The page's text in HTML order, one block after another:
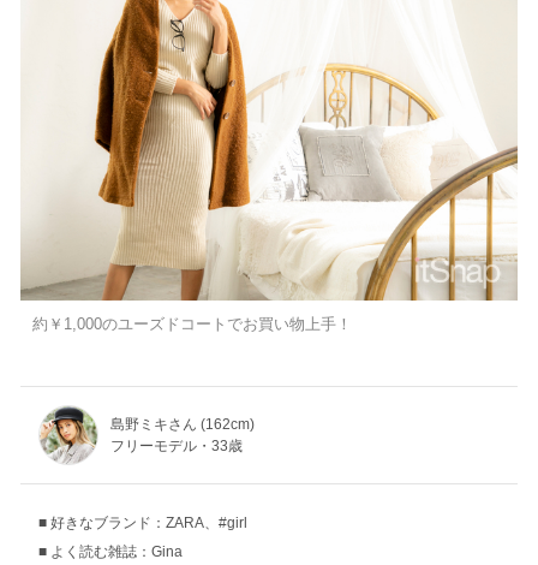
約￥1,000のユーズドコートでお買い物上手！
島野ミキさん (162cm)
フリーモデル・33歳
好きなブランド：ZARA、#girl
よく読む雑誌：Gina